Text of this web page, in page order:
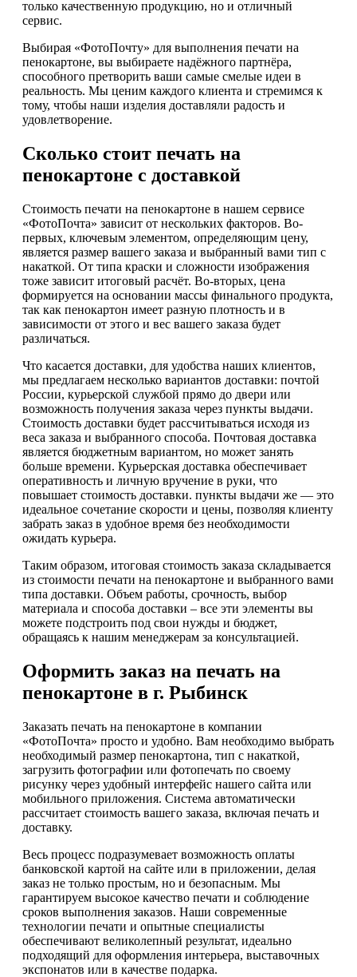
только качественную продукцию, но и отличный
сервис.
Выбирая «ФотоПочту» для выполнения печати на
пенокартоне, вы выбираете надёжного партнёра,
способного претворить ваши самые смелые идеи в
реальность. Мы ценим каждого клиента и стремимся к
тому, чтобы наши изделия доставляли радость и
удовлетворение.
Сколько стоит печать на
пенокартоне с доставкой
Стоимость печати на пенокартоне в нашем сервисе
«ФотоПочта» зависит от нескольких факторов. Во-
первых, ключевым элементом, определяющим цену,
является размер вашего заказа и выбранный вами тип с
накаткой. От типа краски и сложности изображения
тоже зависит итоговый расчёт. Во-вторых, цена
формируется на основании массы финального продукта,
так как пенокартон имеет разную плотность и в
зависимости от этого и вес вашего заказа будет
различаться.
Что касается доставки, для удобства наших клиентов,
мы предлагаем несколько вариантов доставки: почтой
России, курьерской службой прямо до двери или
возможность получения заказа через пункты выдачи.
Стоимость доставки будет рассчитываться исходя из
веса заказа и выбранного способа. Почтовая доставка
является бюджетным вариантом, но может занять
больше времени. Курьерская доставка обеспечивает
оперативность и личную вручение в руки, что
повышает стоимость доставки. пункты выдачи же — это
идеальное сочетание скорости и цены, позволяя клиенту
забрать заказ в удобное время без необходимости
ожидать курьера.
Таким образом, итоговая стоимость заказа складывается
из стоимости печати на пенокартоне и выбранного вами
типа доставки. Объем работы, срочность, выбор
материала и способа доставки – все эти элементы вы
можете подстроить под свои нужды и бюджет,
обращаясь к нашим менеджерам за консультацией.
Оформить заказ на печать на
пенокартоне в г. Рыбинск
Заказать печать на пенокартоне в компании
«ФотоПочта» просто и удобно. Вам необходимо выбрать
необходимый размер пенокартона, тип с накаткой,
загрузить фотографии или фотопечать по своему
рисунку через удобный интерфейс нашего сайта или
мобильного приложения. Система автоматически
рассчитает стоимость вашего заказа, включая печать и
доставку.
Весь процесс подразумевает возможность оплаты
банковской картой на сайте или в приложении, делая
заказ не только простым, но и безопасным. Мы
гарантируем высокое качество печати и соблюдение
сроков выполнения заказов. Наши современные
технологии печати и опытные специалисты
обеспечивают великолепный результат, идеально
подходящий для оформления интерьера, выставочных
экспонатов или в качестве подарка.